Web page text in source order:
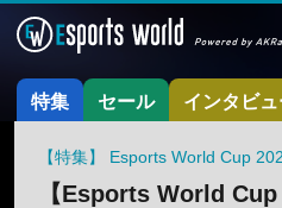
特集 セール インタビュ
【特集】 Esports World Cup
【Esports World